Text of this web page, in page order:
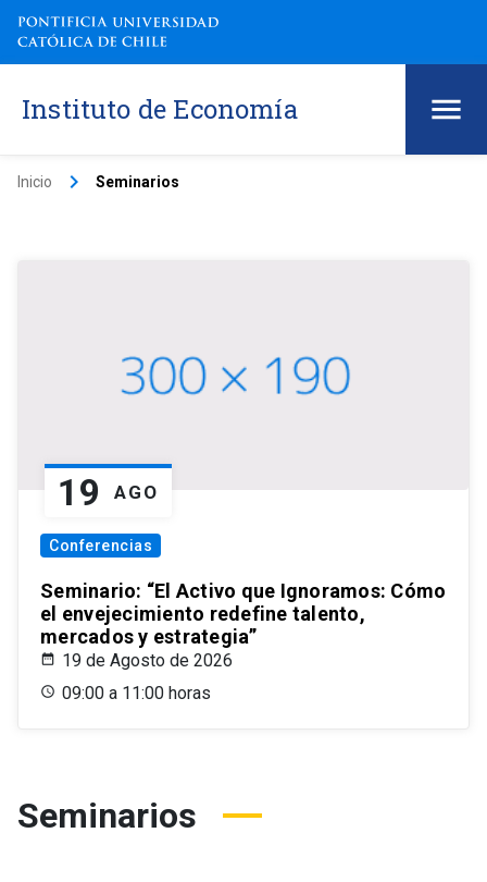
Instituto de Economía
Inicio keyboard_arrow_right Seminarios
19 AGO
Conferencias
Seminario: “El Activo que Ignoramos: Cómo
el envejecimiento redefine talento,
mercados y estrategia”
19 de Agosto de 2026
09:00 a 11:00 horas
Seminarios